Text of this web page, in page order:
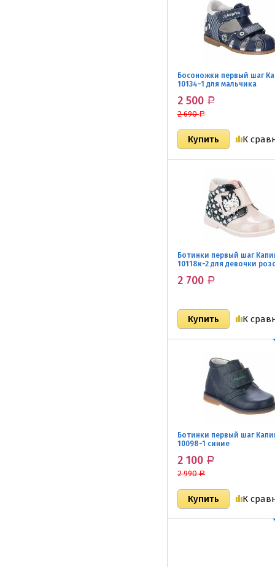
Босоножки первый шаг
10134-1 для мальчика
2 500 Р
2 690Р
К
Ботинки первый шаг
10118к-2 для девочки
2 700 Р
К
Ботинки первый шаг
10098-1 синие
2 100 Р
2 990Р
К